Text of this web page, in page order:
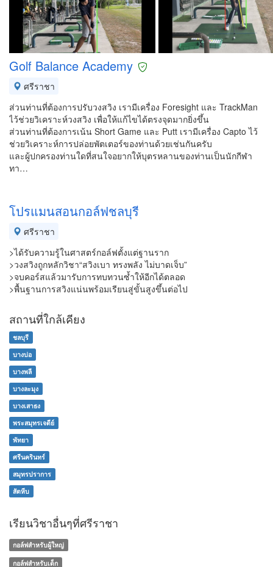
Golf Balance Academy
ศรีราชา
ส่วนท่านที่ต้องการปรับวงสวิง เรามีเครื่อง Foresight และ TrackMan
ไว้ช่วยวิเคราะห์วงสวิง เพื่อให้แก้ไขได้ตรงจุดมากยิ่งขึ้น
ส่วนท่านที่ต้องการเน้น Short Game และ Putt เรามีเครื่อง Capto ไว้
ช่วยวิเคราะห์การปล่อยพัตเตอร์ของท่านด้วยเช่นกันครับ
และผู้ปกครองท่านใดที่สนใจอยากให้บุตรหลานของท่านเป็นนักกีฬา
ทา…
โปรแมนสอนกอล์ฟชลบุรี
ศรีราชา
>ได้รับความรู้ในศาสตร์กอล์ฟตั้งแต่ฐานราก
>วงสวิงถูกหลักวิชา“สวิงเบา ทรงพลัง ไม่บาดเจ็บ”
>จบคอร์สแล้วมารับการทบทวนซ้ำให้อีกได้ตลอด
>พื้นฐานการสวิงแน่นพร้อมเรียนสู่ขั้นสูงขึ้นต่อไป
สถานที่ใกล้เคียง
ชลบุรี
บางบ่อ
บางพลี
บางละมุง
บางเสาธง
พระสมุทรเจดีย์
พัทยา
ศรีนครินทร์
สมุทรปราการ
สัตหีบ
เรียนวิชาอื่นๆที่ศรีราชา
กอล์ฟสำหรับผู้ใหญ่
กอล์ฟสำหรับเด็ก